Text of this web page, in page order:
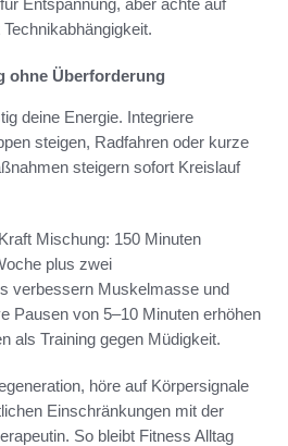
ohne Überforderung
deine Energie. Integriere
steigen, Radfahren oder kurze
steigern sofort Kreislauf
Mischung: 150 Minuten
plus zwei
verbessern Muskelmasse und
Pausen von 5–10 Minuten erhöhen
als Training gegen Müdigkeit.
höre auf Körpersignale
Einschränkungen mit der
So bleibt Fitness Alltag